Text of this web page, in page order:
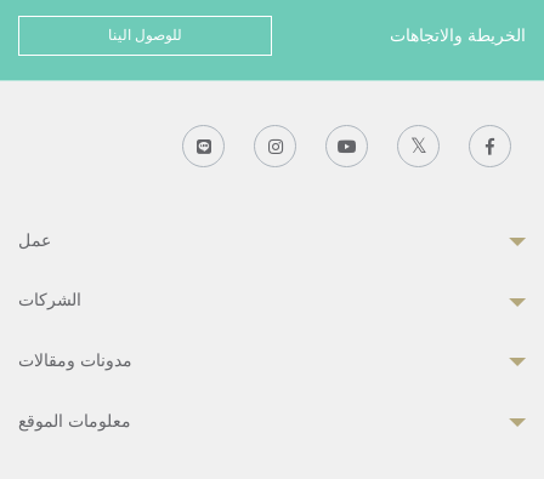
الخريطة والاتجاهات للوصول الينا
عمل
الشركات
مدونات ومقالات
معلومات الموقع